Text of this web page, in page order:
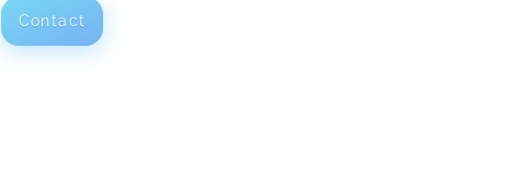
Contact